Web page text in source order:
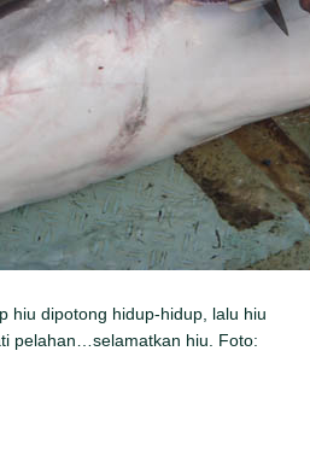
hiu dipotong hidup-hidup, lalu hiu
pelahan…selamatkan hiu. Foto: